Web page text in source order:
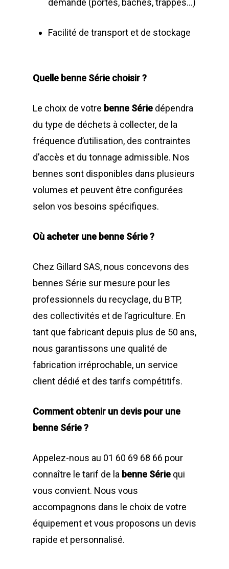
demande (portes, bâches, trappes…)
Facilité de transport et de stockage
Quelle benne Série choisir ?
Le choix de votre benne Série dépendra
du type de déchets à collecter, de la
fréquence d’utilisation, des contraintes
d’accès et du tonnage admissible. Nos
bennes sont disponibles dans plusieurs
volumes et peuvent être configurées
selon vos besoins spécifiques.
Où acheter une benne Série ?
Chez Gillard SAS, nous concevons des
bennes Série sur mesure pour les
professionnels du recyclage, du BTP,
des collectivités et de l’agriculture. En
tant que fabricant depuis plus de 50 ans,
nous garantissons une qualité de
fabrication irréprochable, un service
client dédié et des tarifs compétitifs.
Comment obtenir un devis pour une
benne Série ?
Appelez-nous au 01 60 69 68 66 pour
connaître le tarif de la benne Série qui
vous convient. Nous vous
accompagnons dans le choix de votre
équipement et vous proposons un devis
rapide et personnalisé.